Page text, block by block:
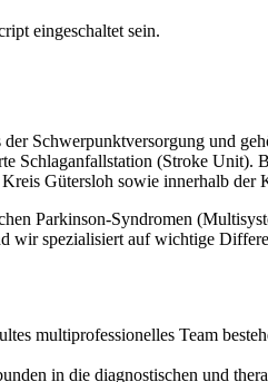
eingeschaltet sein.
der Schwerpunktversorgung und
(Stroke Unit).
Gütersloh sowie innerhalb
Parkinson-Syndromen
spezialisiert auf wichtige
multiprofessionelles Team
in die diagnostischen und